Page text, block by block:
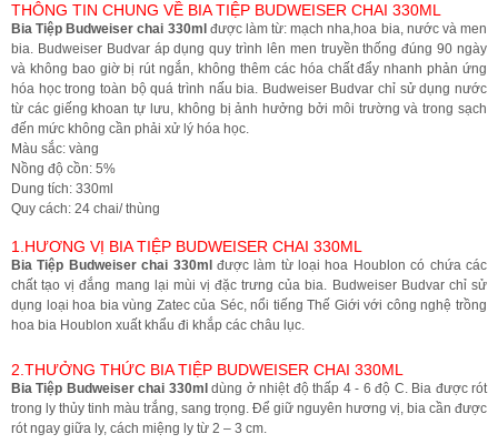
THÔNG TIN CHUNG VỀ BIA TIỆP BUDWEISER CHAI 330ML
Bia Tiệp Budweiser chai 330ml được làm từ: mạch nha,hoa bia, nước và men
bia. Budweiser Budvar áp dụng quy trình lên men truyền thống đúng 90 ngày
và không bao giờ bị rút ngắn, không thêm các hóa chất đẩy nhanh phản ứng
hóa học trong toàn bộ quá trình nấu bia. Budweiser Budvar chỉ sử dụng nước
từ các giếng khoan tự lưu, không bị ảnh hưởng bởi môi trường và trong sạch
đến mức không cần phải xử lý hóa học.
Màu sắc: vàng
Nồng độ cồn: 5%
Dung tích: 330ml
Quy cách: 24 chai/ thùng
1.HƯƠNG VỊ BIA TIỆP BUDWEISER CHAI 330ML
Bia Tiệp Budweiser chai 330ml được làm từ loại hoa Houblon có chứa các
chất tạo vị đắng mang lại mùi vị đặc trưng của bia. Budweiser Budvar chỉ sử
dụng loại hoa bia vùng Zatec của Séc, nổi tiếng Thế Giới với công nghệ trồng
hoa bia Houblon xuất khẩu đi khắp các châu lục.
2.THƯỞNG THỨC BIA TIỆP BUDWEISER CHAI 330ML
Bia Tiệp Budweiser chai 330mldùng ở nhiệt độ thấp 4 - 6 độ C. Bia được rót
trong ly thủy tinh màu trắng, sang trọng. Để giữ nguyên hương vị, bia cần được
rót ngay giữa ly, cách miệng ly từ 2 – 3 cm.